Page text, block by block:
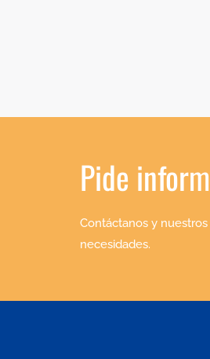
Pide
Contáctanos y
necesidades.